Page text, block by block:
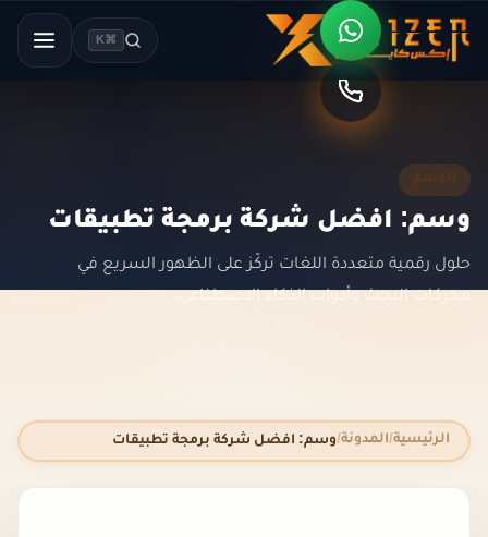
⌘K
وسم: افضل شركة برمجة تطبيقات
حلول رقمية متعددة اللغات تركّز على الظهور السريع في
محركات البحث وأدوات الذكاء الاصطناعي.
الرئيسية المدونة وسم: افضل شركة برمجة تطبيقات